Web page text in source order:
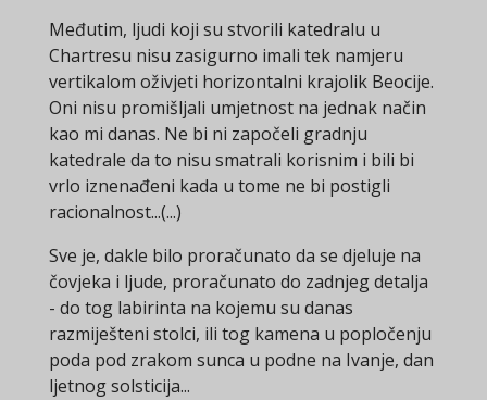
Međutim, ljudi koji su stvorili katedralu u
Chartresu nisu zasigurno imali tek namjeru
vertikalom oživjeti horizontalni krajolik Beocije.
Oni nisu promišljali umjetnost na jednak način
kao mi danas. Ne bi ni započeli gradnju
katedrale da to nisu smatrali korisnim i bili bi
vrlo iznenađeni kada u tome ne bi postigli
racionalnost...(...)
Sve je, dakle bilo proračunato da se djeluje na
čovjeka i ljude, proračunato do zadnjeg detalja
- do tog labirinta na kojemu su danas
razmiješteni stolci, ili tog kamena u popločenju
poda pod zrakom sunca u podne na Ivanje, dan
ljetnog solsticija...